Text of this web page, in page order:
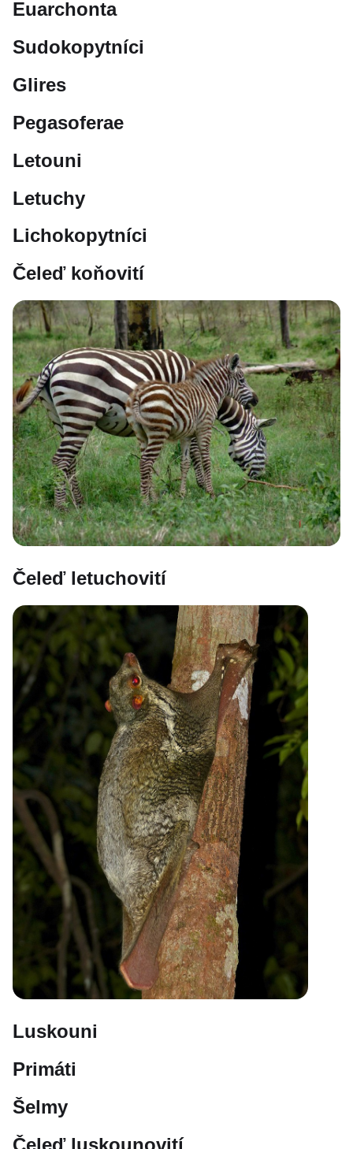
Euarchonta
Sudokopytníci
Glires
Pegasoferae
Letouni
Letuchy
Lichokopytníci
Čeleď koňovití
Čeleď letuchovití
Luskouni
Primáti
Šelmy
Čeleď luskounovití